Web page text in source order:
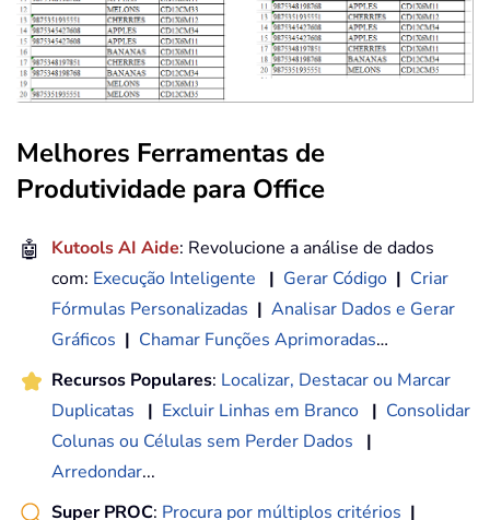
Melhores Ferramentas de
Produtividade para Office
🤖 Kutools AI Aide: Revolucione a análise de dados
com: Execução Inteligente | Gerar Código | Criar
Fórmulas Personalizadas | Analisar Dados e Gerar
Gráficos | Chamar Funções Aprimoradas…
Recursos Populares: Localizar, Destacar ou Marcar
Duplicatas
| Excluir Linhas em Branco | Consolidar
Colunas ou Células sem Perder Dados
|
Arredondar...
Super PROC: Procura por múltiplos critérios |